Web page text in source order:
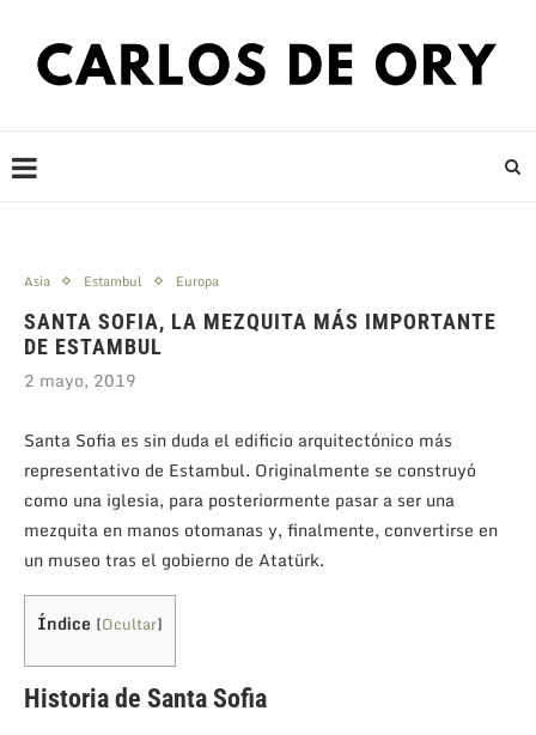
Asia Estambul Europa
SANTA SOFIA, LA MEZQUITA MÁS IMPORTANTE
DE ESTAMBUL
2 mayo, 2019
Santa Sofia es sin duda el edificio arquitectónico más
representativo de Estambul. Originalmente se construyó
como una iglesia, para posteriormente pasar a ser una
mezquita en manos otomanas y, finalmente, convertirse en
un museo tras el gobierno de Atatürk.
Índice [Ocultar]
Historia de Santa Sofia